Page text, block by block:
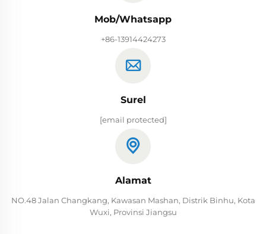
Mob/Whatsapp
+86-13914424273
Surel
[email protected]
Alamat
NO.48 Jalan Changkang, Kawasan Mashan, Distrik Binhu, Kota
Wuxi, Provinsi Jiangsu